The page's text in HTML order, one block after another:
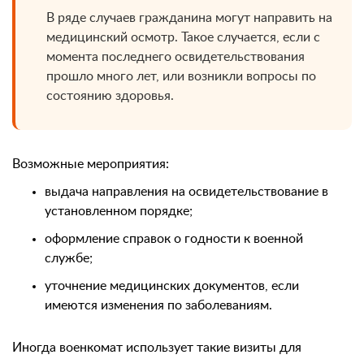
В ряде случаев гражданина могут направить на
медицинский осмотр. Такое случается, если с
момента последнего освидетельствования
прошло много лет, или возникли вопросы по
состоянию здоровья.
Возможные мероприятия:
выдача направления на освидетельствование в
установленном порядке;
оформление справок о годности к военной
службе;
уточнение медицинских документов, если
имеются изменения по заболеваниям.
Иногда военкомат использует такие визиты для